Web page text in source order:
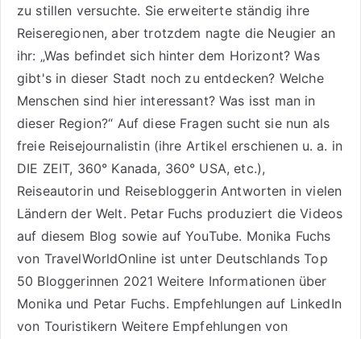
zu stillen versuchte. Sie erweiterte ständig ihre
Reiseregionen, aber trotzdem nagte die Neugier an
ihr: „Was befindet sich hinter dem Horizont? Was
gibt's in dieser Stadt noch zu entdecken? Welche
Menschen sind hier interessant? Was isst man in
dieser Region?“ Auf diese Fragen sucht sie nun als
freie Reisejournalistin (ihre Artikel erschienen u. a. in
DIE ZEIT, 360° Kanada, 360° USA, etc.),
Reiseautorinund Reisebloggerin Antworten in vielen
Ländern der Welt. Petar Fuchs produziert die Videos
auf diesem Blog sowie aufYouTube. Monika Fuchs
von TravelWorldOnline ist unter Deutschlands Top
50 Bloggerinnen 2021 Weitere Informationen über
Monika und Petar Fuchs. Empfehlungen auf LinkedIn
von Touristikern Weitere Empfehlungen von